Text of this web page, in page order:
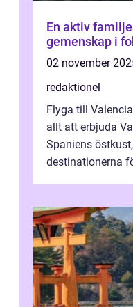
En aktiv
gemenskap i
02 november
redaktionel
Flyga till
allt att erbjuda
Spaniens
destinationerna